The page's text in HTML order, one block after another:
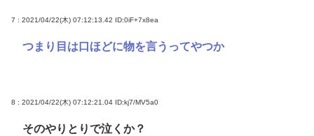
7 : 2021/04/22(木) 07:12:13.42 ID:0iF+7x8ea
つまり目は口ほどに物を言うってやつか
8 : 2021/04/22(木) 07:12:21.04 ID:kj7/MV5a0
そのやりとりで泣くか？